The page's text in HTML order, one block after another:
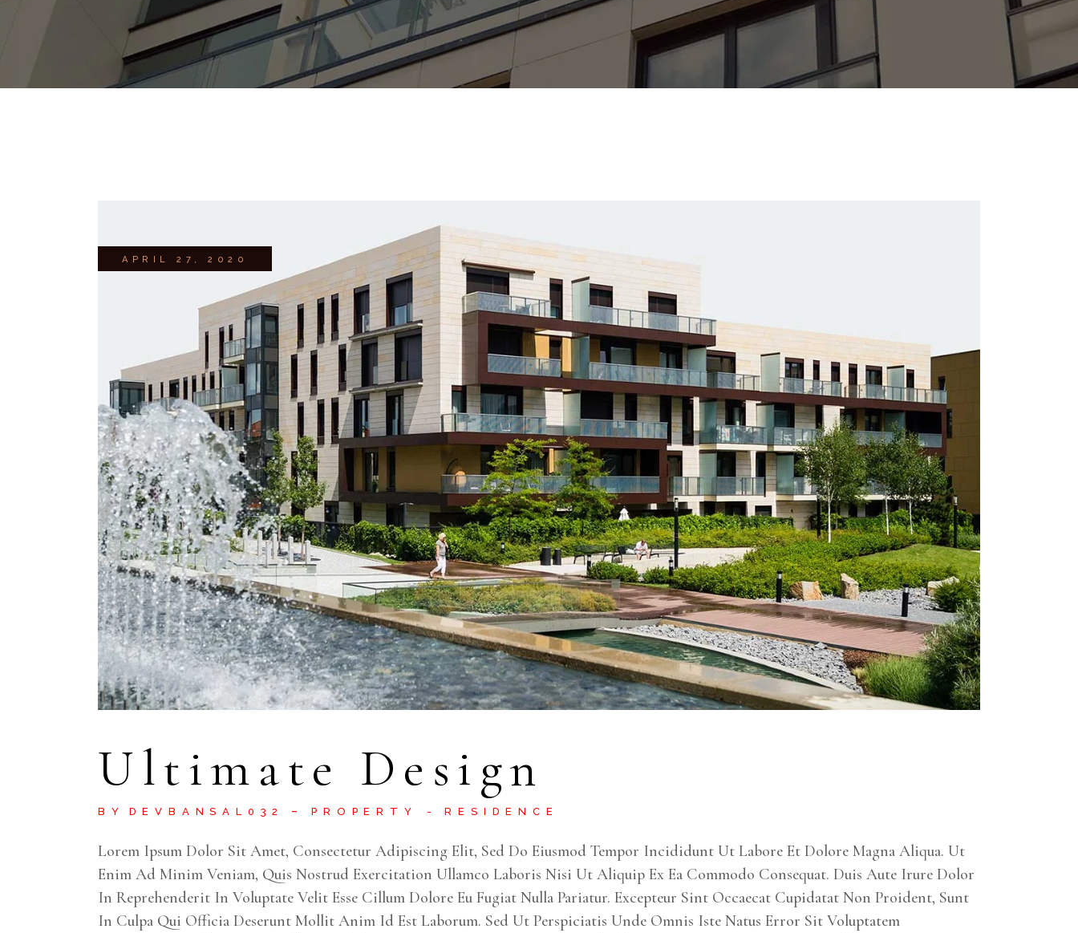
APRIL 27, 2020
Ultimate Design
BY DEVBANSAL032 PROPERTY RESIDENCE
Lorem Ipsum Dolor Sit Amet, Consectetur Adipiscing Elit, Sed Do Eiusmod Tempor Incididunt Ut Labore Et Dolore Magna Aliqua. Ut
Enim Ad Minim Veniam, Quis Nostrud Exercitation Ullamco Laboris Nisi Ut Aliquip Ex Ea Commodo Consequat. Duis Aute Irure Dolor
In Reprehenderit In Voluptate Velit Esse Cillum Dolore Eu Fugiat Nulla Pariatur. Excepteur Sint Occaecat Cupidatat Non Proident, Sunt
In Culpa Qui Officia Deserunt Mollit Anim Id Est Laborum. Sed Ut Perspiciatis Unde Omnis Iste Natus Error Sit Voluptatem